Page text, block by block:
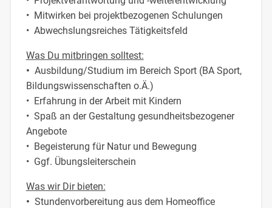
• Mitwirken bei projektbezogenen Schulungen
• Abwechslungsreiches Tätigkeitsfeld
Was Du mitbringen solltest:
• Ausbildung/Studium im Bereich Sport (BA Sport,
Bildungswissenschaften o.Ä.)
• Erfahrung in der Arbeit mit Kindern
• Spaß an der Gestaltung gesundheitsbezogener
Angebote
• Begeisterung für Natur und Bewegung
• Ggf. Übungsleiterschein
Was wir Dir bieten:
• Stundenvorbereitung aus dem Homeoffice